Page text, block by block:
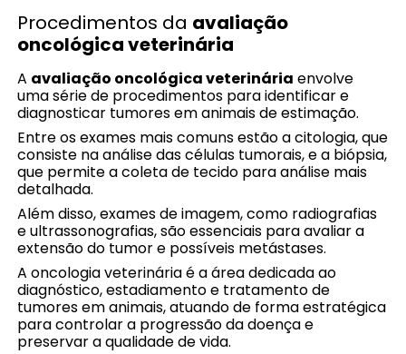
Procedimentos da avaliação
oncológica veterinária
A avaliação oncológica veterinária envolve
uma série de procedimentos para identificar e
diagnosticar tumores em animais de estimação.
Entre os exames mais comuns estão a citologia, que
consiste na análise das células tumorais, e a biópsia,
que permite a coleta de tecido para análise mais
detalhada.
Além disso, exames de imagem, como radiografias
e ultrassonografias, são essenciais para avaliar a
extensão do tumor e possíveis metástases.
A oncologia veterinária é a área dedicada ao
diagnóstico, estadiamento e tratamento de
tumores em animais, atuando de forma estratégica
para controlar a progressão da doença e
preservar a qualidade de vida.